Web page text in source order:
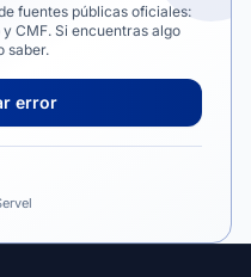
fuentes públicas oficiales:
CMF. Si encuentras algo
saber.
error